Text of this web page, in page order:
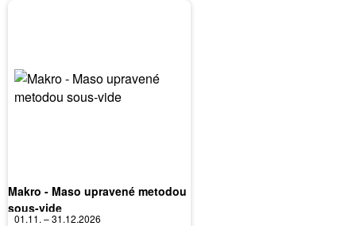
Makro - Maso upravené metodou
sous-vide
01.11. – 31.12.2026